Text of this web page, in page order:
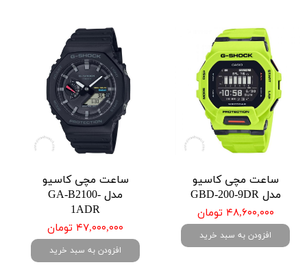
ساعت مچی کاسیو
مدل GBD-200-9DR
۴۸,۶۰۰,۰۰۰ تومان
افزودن به سبد خرید
ساعت مچی کاسیو
مدل GA-B2100-
1ADR
۴۷,۰۰۰,۰۰۰ تومان
افزودن به سبد خرید